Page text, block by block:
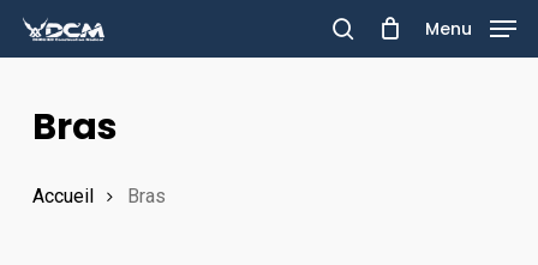
Skip
to
content
search
Menu
Bras
Accueil Bras